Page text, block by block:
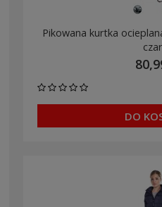
Pikowana kurtka
DO